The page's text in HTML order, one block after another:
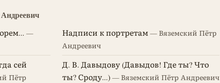
—
Надписи к портретам — Вяземский Пётр
Андреевич
сей
Пётр
Д. В. Давыдову (Давыдов! Где ты? Что
ты? Сроду...) — Вяземский Пётр Андреевич